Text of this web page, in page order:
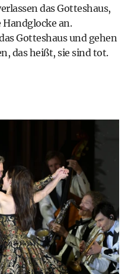
das Gotteshaus,
an.
Gotteshaus und gehen
das heißt, sie sind tot.